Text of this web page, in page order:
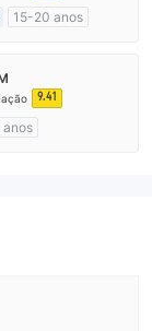
15-20 anos
(MM)
MT4
9.41
anos